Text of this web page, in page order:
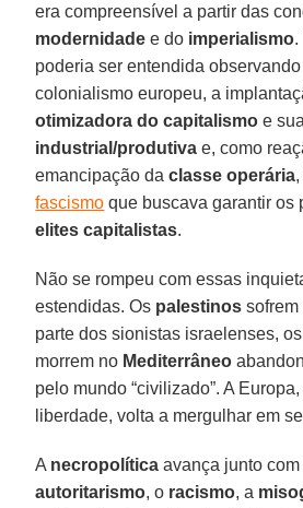
era compreensível a partir das
modernidade e do imperialismo.
poderia ser entendida
colonialismo europeu, a
otimizadora do capitalismo e sua
industrial/produtiva e, como
emancipação daclasse operária
fascismo que buscava garantir os
elites capitalistas.
Não se rompeu com essas
estendidas. Os palestinos
parte dos sionistas israelenses, os
morrem no Mediterrâneo
pelo mundo “civilizado”. A
liberdade, volta a mergulhar em
A necropolítica avança junto
autoritarismo, o racismo, a